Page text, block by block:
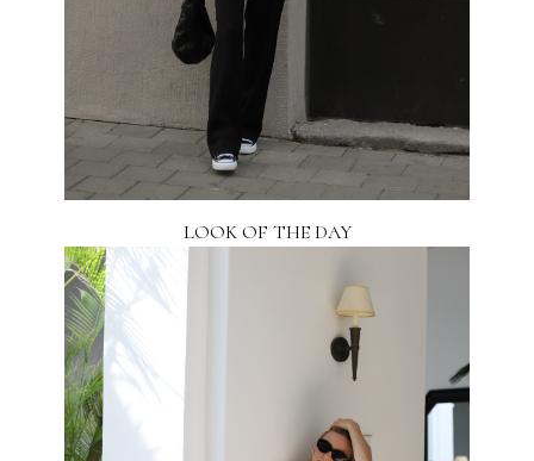
LOOK OF THE DAY